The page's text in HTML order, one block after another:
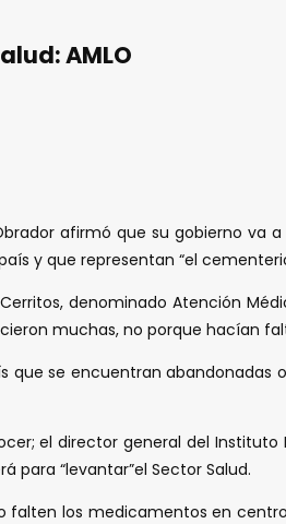
AMLO
afirmó que su gobierno
y que representan “el
denominado Atención
muchas, no porque hacían
que se encuentran
el director general del
para “levantar”el Sector Salud.
los medicamentos en